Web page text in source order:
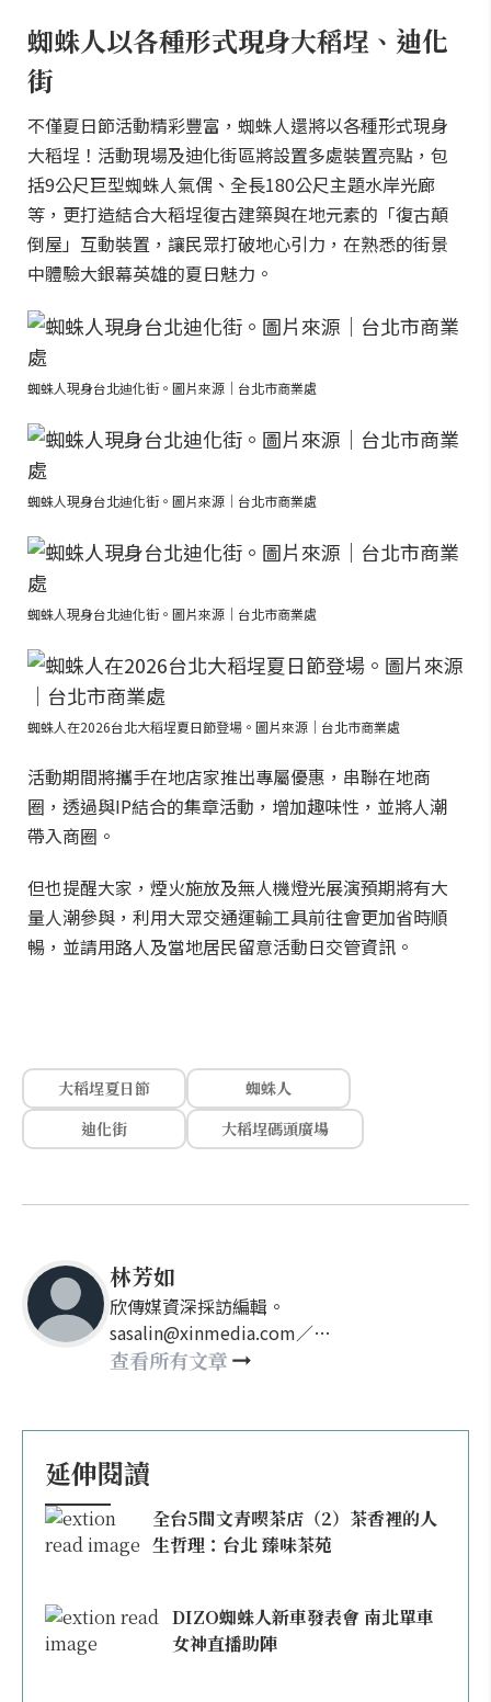
蜘蛛人以各種形式現身大稻埕、迪化
街
不僅夏日節活動精彩豐富，蜘蛛人還將以各種形式現身
大稻埕！活動現場及迪化街區將設置多處裝置亮點，包
括9公尺巨型蜘蛛人氣偶、全長180公尺主題水岸光廊
等，更打造結合大稻埕復古建築與在地元素的「復古顛
倒屋」互動裝置，讓民眾打破地心引力，在熟悉的街景
中體驗大銀幕英雄的夏日魅力。
蜘蛛人現身台北迪化街。圖片來源｜台北市商業處
蜘蛛人現身台北迪化街。圖片來源｜台北市商業處
蜘蛛人現身台北迪化街。圖片來源｜台北市商業處
蜘蛛人在2026台北大稻埕夏日節登場。圖片來源｜台北市商業處
活動期間將攜手在地店家推出專屬優惠，串聯在地商
圈，透過與IP結合的集章活動，增加趣味性，並將人潮
帶入商圈。
但也提醒大家，煙火施放及無人機燈光展演預期將有大
量人潮參與，利用大眾交通運輸工具前往會更加省時順
暢，並請用路人及當地居民留意活動日交管資訊。
大稻埕夏日節
蜘蛛人
迪化街
大稻埕碼頭廣場
林芳如
欣傳媒資深採訪編輯。
sasalin@xinmedia.com／
happy21917@gmail.com
查看所有文章
延伸閱讀
全台5間文青喫茶店（2）茶香裡的人
生哲理：台北 臻味茶苑
DIZO蜘蛛人新車發表會 南北單車
女神直播助陣